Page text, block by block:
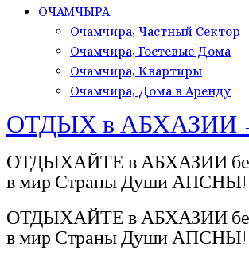
ОЧАМЧЫРА
Очамчира, Частный Сектор
Очамчира, Гостевые Дома
Очамчира, Квартиры
Очамчира, Дома в Аренду
ОТДЫХ в АБХАЗИИ
ОТДЫХАЙТЕ в АБХАЗИИ без
в мир Страны Души АПСНЫ!
ОТДЫХАЙТЕ в АБХАЗИИ без
в мир Страны Души АПСНЫ!